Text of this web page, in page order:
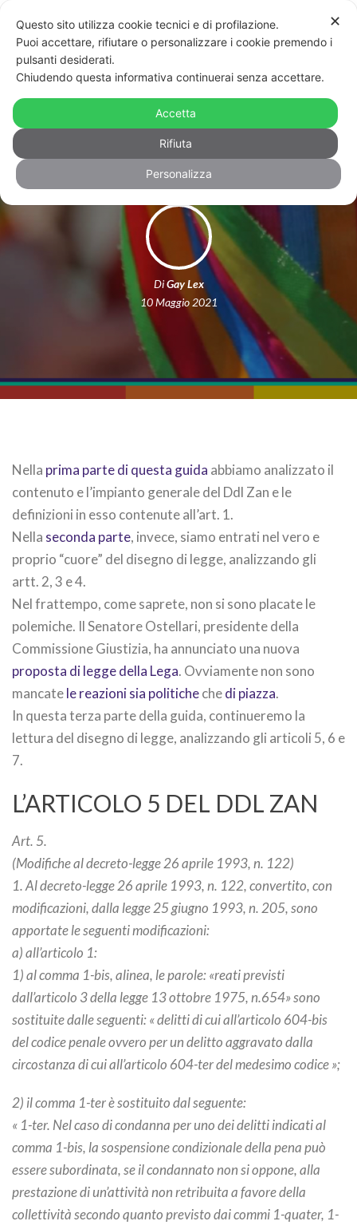
Le guide di Gay Lex: conosciamo il ddl
Zan (terza parte)
DiGay Lex
10 Maggio 2021
Nella prima parte di questa guida abbiamo analizzato il
contenuto e l’impianto generale del Ddl Zan e le
definizioni in esso contenute all’art. 1.
Nella seconda parte, invece, siamo entrati nel vero e
proprio “cuore” del disegno di legge, analizzando gli
artt. 2, 3 e 4.
Nel frattempo, come saprete, non si sono placate le
polemiche. Il Senatore Ostellari, presidente della
Commissione Giustizia, ha annunciato una nuova
proposta di legge della Lega. Ovviamente non sono
mancatele reazioni sia politichechedi piazza.
In questa terza parte della guida, continueremo la
lettura del disegno di legge, analizzando gli articoli 5, 6 e
7.
L’ARTICOLO 5 DEL DDL ZAN
Art. 5.
(Modifiche al decreto-legge 26 aprile 1993, n. 122)
1. Al decreto-legge 26 aprile 1993, n. 122, convertito, con
modificazioni, dalla legge 25 giugno 1993, n. 205, sono
apportate le seguenti modificazioni:
a) all’articolo 1:
1) al comma 1-bis, alinea, le parole: «reati previsti
dall’articolo 3 della legge 13 ottobre 1975, n.654» sono
sostituite dalle seguenti: « delitti di cui all’articolo 604-bis
del codice penale ovvero per un delitto aggravato dalla
circostanza di cui all’articolo 604-ter del medesimo codice »;
2) il comma 1-ter è sostituito dal seguente:
« 1-ter. Nel caso di condanna per uno dei delitti indicati al
comma 1-bis, la sospensione condizionale della pena può
essere subordinata, se il condannato non si oppone, alla
prestazione di un’attività non retribuita a favore della
collettività secondo quanto previsto dai commi 1-quater, 1-
✕
Questo sito utilizza cookie tecnici e di profilazione.
Puoi accettare, rifiutare o personalizzare i cookie premendo i
pulsanti desiderati.
Chiudendo questa informativa continuerai senza accettare.
Accetta
Rifiuta
Personalizza